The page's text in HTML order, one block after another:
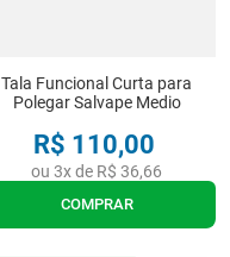
Tala Funcional Curta para
Polegar Salvape Medio
R$ 110,00
ou 3x de R$ 36,66
COMPRAR